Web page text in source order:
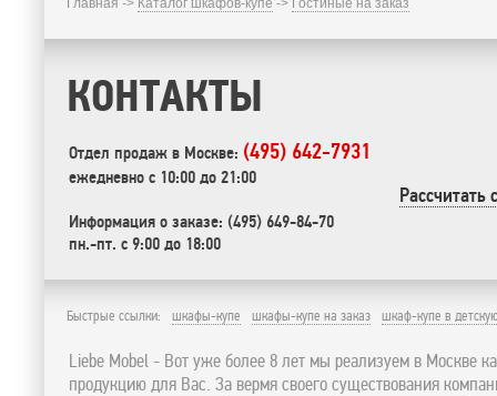
Главная -> Каталог шкафов-купе -> Гостиные на заказ
КОНТАКТЫ
Отдел продаж в Москве: (495) 642-7931
ежедневно с 10:00 до 21:00
Информация о заказе: (495) 649-84-70
пн.-пт. с 9:00 до 18:00
Быстрые ссылки: шкафы-купе шкафы-купе на заказ шкаф-купе в
Liebe Mobel - Вот уже более 8 лет мы реализуем в Москве
продукцию для Вас. За вермя своего существования